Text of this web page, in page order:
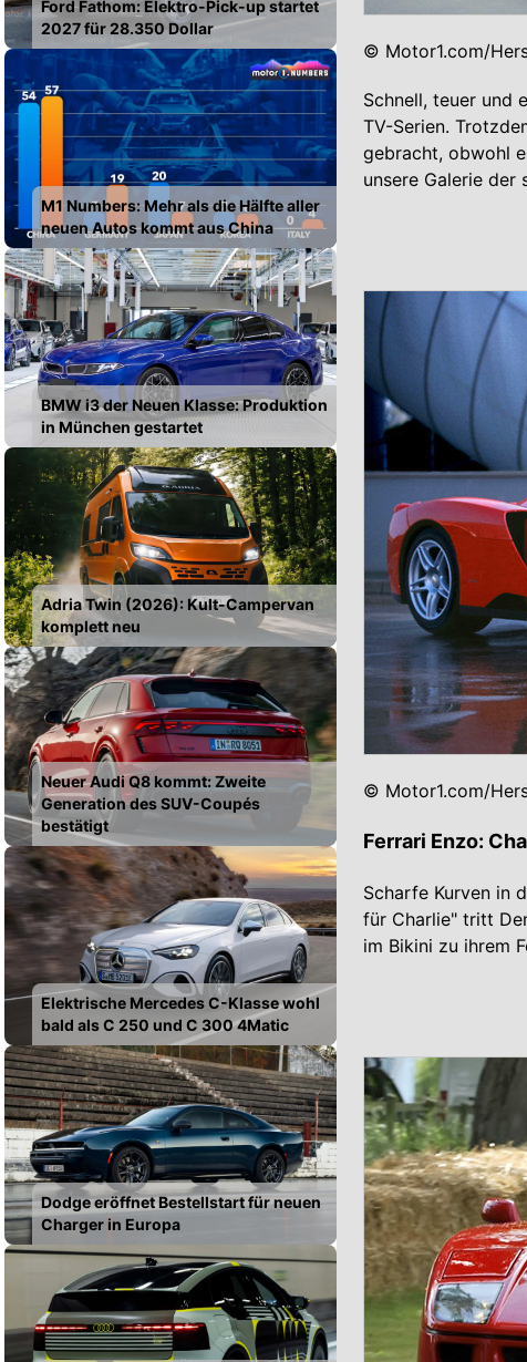
Ford Fathom: Elektro-Pick-up startet
2027 für 28.350 Dollar
M1 Numbers: Mehr als die Hälfte aller
neuen Autos kommt aus China
BMW i3 der Neuen Klasse: Produktion
in München gestartet
Adria Twin (2026): Kult-Campervan
komplett neu
Neuer Audi Q8 kommt: Zweite
Generation des SUV-Coupés
bestätigt
Elektrische Mercedes C-Klasse wohl
bald als C 250 und C 300 4Matic
Dodge eröffnet Bestellstart für neuen
Charger in Europa
© Motor1.com/
Schnell, teuer und
TV-Serien.
gebracht, obwohl
unsere Galerie der
© Motor1.com/
Ferrari Enzo:
Scharfe Kurven in
für Charlie" tritt
im Bikini zu ihrem